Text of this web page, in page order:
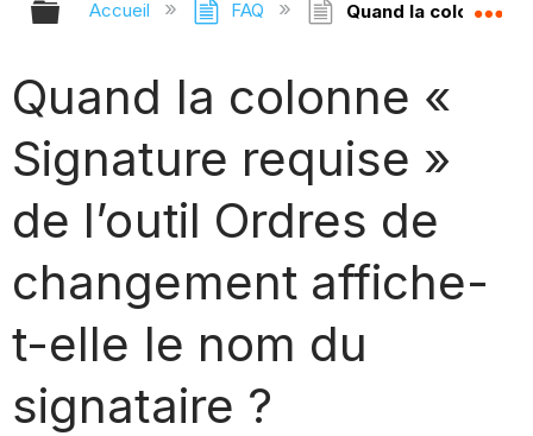
Développer/réduire la hiérarchie
Accueil FAQ Quand la colonne «
Quand la colonne «
Signature requise »
de l’outil Ordres de
changement affiche-
t-elle le nom du
signataire ?